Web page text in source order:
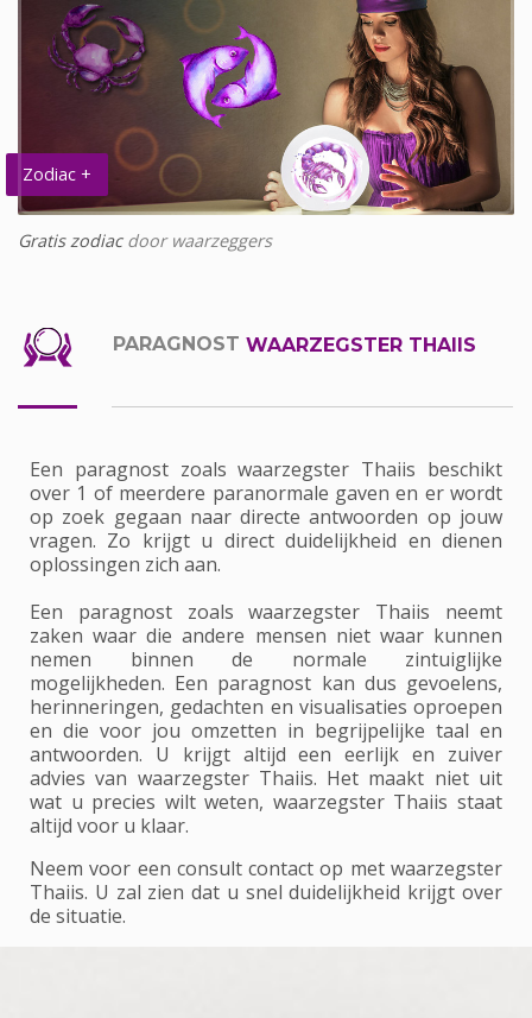
Zodiac +
Gratis zodiacdoor waarzeggers
PARAGNOST WAARZEGSTER THAIIS
Een paragnost zoals waarzegster Thaiis beschikt
over 1 of meerdere paranormale gaven en er wordt
op zoek gegaan naar directe antwoorden op jouw
vragen. Zo krijgt u direct duidelijkheid en dienen
oplossingen zich aan.
Een paragnost zoals waarzegster Thaiis neemt
zaken waar die andere mensen niet waar kunnen
nemen binnen de normale zintuiglijke
mogelijkheden. Een paragnost kan dus gevoelens,
herinneringen, gedachten en visualisaties oproepen
en die voor jou omzetten in begrijpelijke taal en
antwoorden. U krijgt altijd een eerlijk en zuiver
advies van waarzegster Thaiis. Het maakt niet uit
wat u precies wilt weten, waarzegster Thaiis staat
altijd voor u klaar.
Neem voor een consult contact op met waarzegster
Thaiis. U zal zien dat u snel duidelijkheid krijgt over
de situatie.